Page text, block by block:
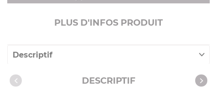
PLUS D'INFOS PRODUIT
Descriptif
Caractéristiques DESCRIPTIF